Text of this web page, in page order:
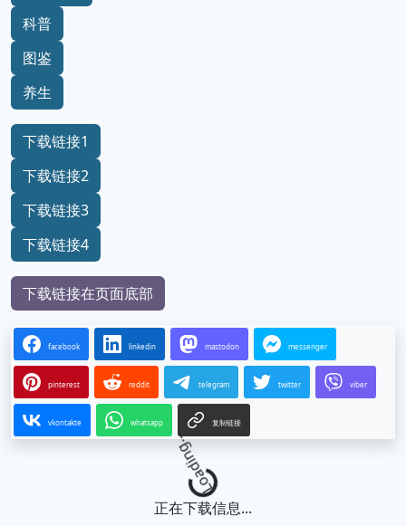
科普
图鉴
养生
下载链接1
下载链接2
下载链接3
下载链接4
下载链接在页面底部
facebook linkedin mastodon messenger
pinterest reddit telegram twitter viber
vkontakte whatsapp 复制链接
Loading...
正在下载信息...